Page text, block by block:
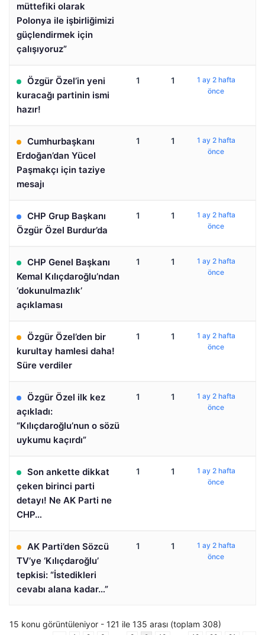
müttefiki olarak
Polonya ile işbirliğimizi
güçlendirmek için
çalışıyoruz”
Özgür Özel’in yeni
kuracağı partinin ismi
hazır!
1 1
1 ay 2 hafta
önce
Cumhurbaşkanı
Erdoğan’dan Yücel
Paşmakçı için taziye
mesajı
1 1
1 ay 2 hafta
önce
CHP Grup Başkanı
Özgür Özel Burdur’da
1 1
1 ay 2 hafta
önce
CHP Genel Başkanı
Kemal Kılıçdaroğlu’ndan
‘dokunulmazlık’
açıklaması
1 1
1 ay 2 hafta
önce
Özgür Özel’den bir
kurultay hamlesi daha!
Süre verdiler
1 1
1 ay 2 hafta
önce
Özgür Özel ilk kez
açıkladı:
“Kılıçdaroğlu’nun o sözü
uykumu kaçırdı”
1 1
1 ay 2 hafta
önce
Son ankette dikkat
çeken birinci parti
detayı! Ne AK Parti ne
CHP…
1 1
1 ay 2 hafta
önce
AK Parti’den Sözcü
TV’ye ‘Kılıçdaroğlu’
tepkisi: “İstedikleri
cevabı alana kadar…”
1 1
1 ay 2 hafta
önce
15 konu görüntüleniyor - 121 ile 135 arası (toplam 308)